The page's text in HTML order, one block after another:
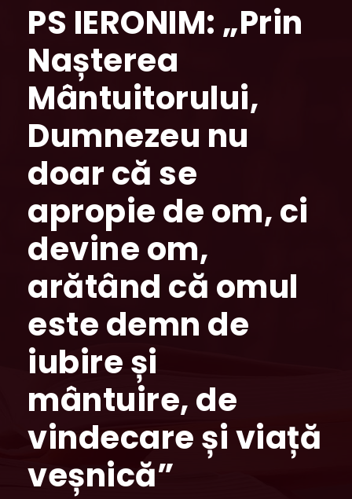
PS IERONIM: „Prin
Nașterea
Mântuitorului,
Dumnezeu nu
doar că se
apropie de om, ci
devine om,
arătând că omul
este demn de
iubire și
mântuire, de
vindecare și viață
veșnică”